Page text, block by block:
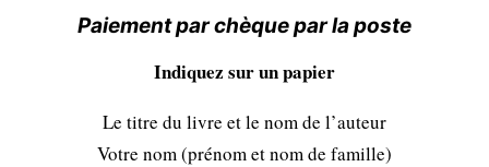
Paiement par chèque par la poste
Indiquez sur un papier
Le titre du livre et le nom de l’auteur
Votre nom (prénom et nom de famille)